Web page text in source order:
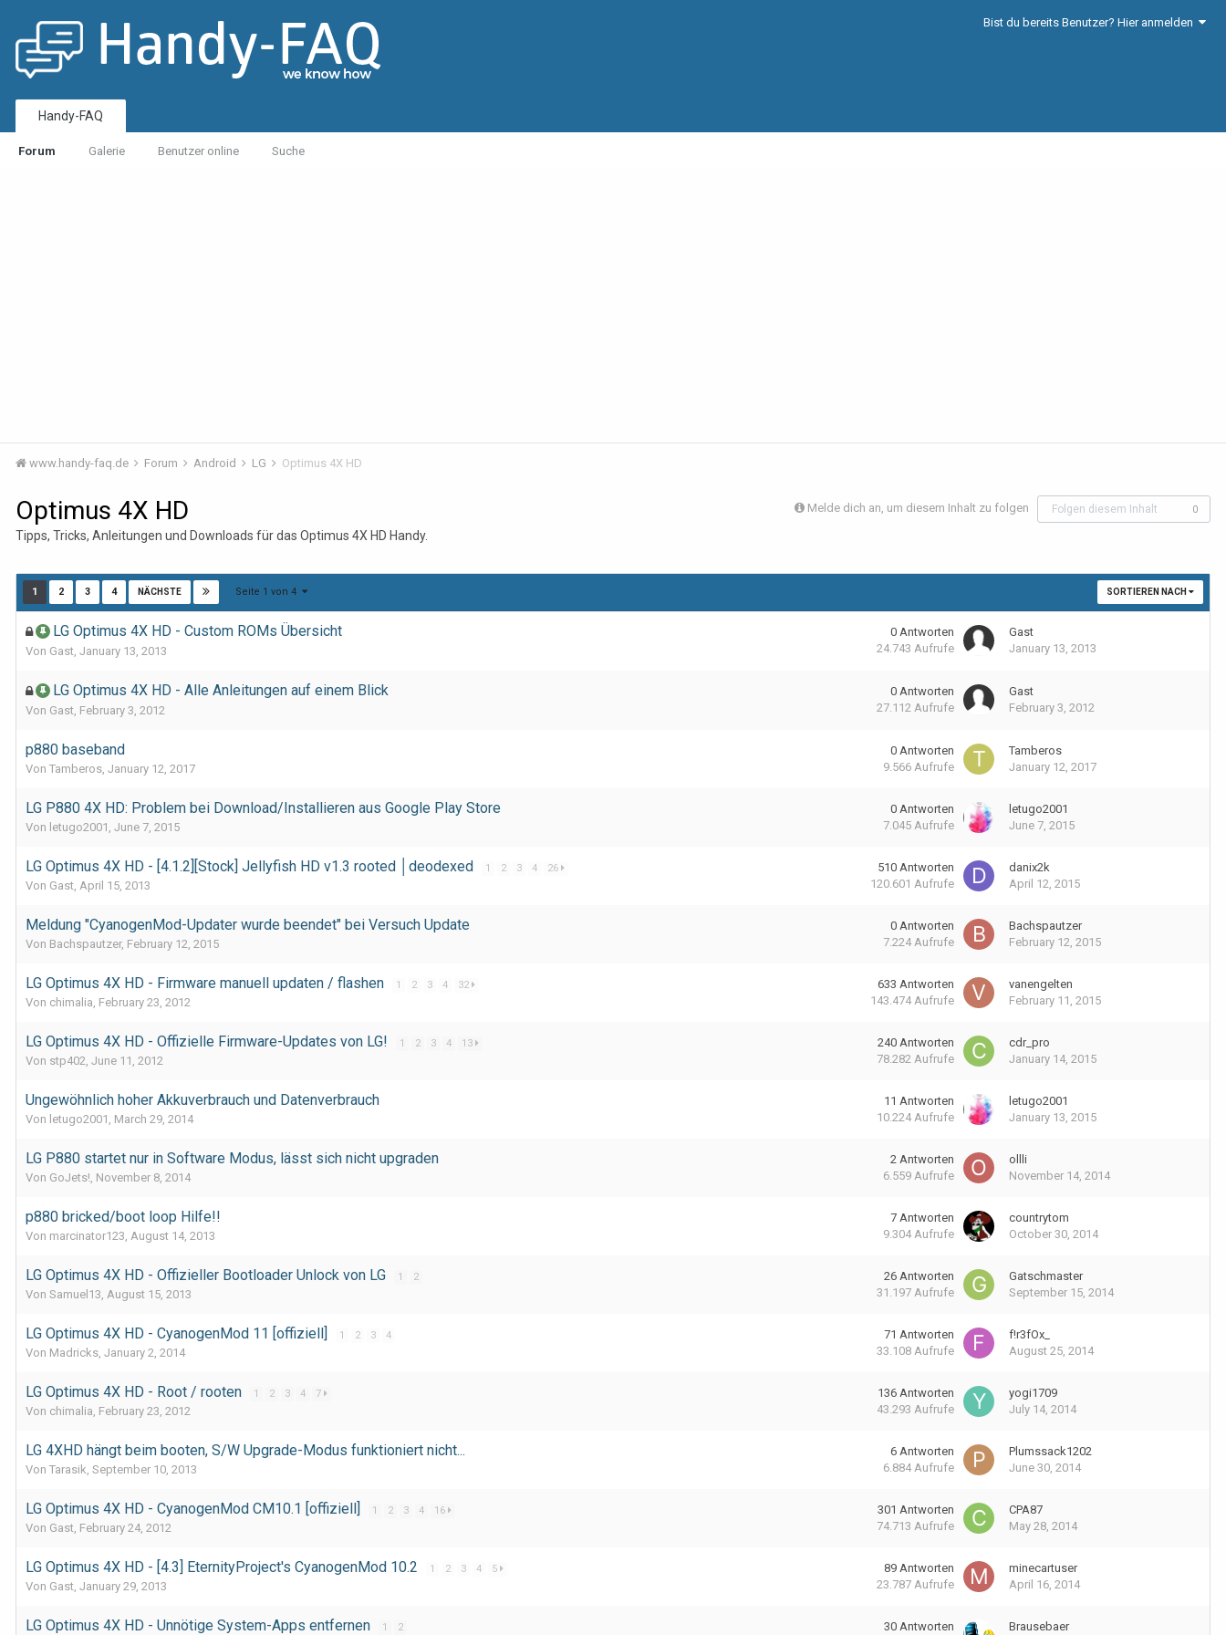
Bist du bereits Benutzer? Hier anmelden
Handy-FAQ
Forum Galerie Benutzer online Suche
www.handy-faq.de Forum Android LG Optimus 4X HD
Optimus 4X HD Melde dich an, um diesem Inhalt zu folgen Folgen diesem Inhalt 0
Tipps, Tricks, Anleitungen und Downloads für das Optimus 4X HD Handy.
SORTIEREN NACH
1 2 3 4 NÄCHSTE Seite 1 von 4
LG Optimus 4X HD - Custom ROMs Übersicht
Von Gast, January 13, 2013
0 Antworten
24.743 Aufrufe
Gast
January 13, 2013
LG Optimus 4X HD - Alle Anleitungen auf einem Blick
Von Gast, February 3, 2012
0 Antworten
27.112 Aufrufe
Gast
February 3, 2012
p880 baseband
Von Tamberos, January 12, 2017
0 Antworten
9.566 Aufrufe
Tamberos
January 12, 2017
LG P880 4X HD: Problem bei Download/Installieren aus Google Play Store
Von letugo2001, June 7, 2015
0 Antworten
7.045 Aufrufe
letugo2001
June 7, 2015
LG Optimus 4X HD - [4.1.2][Stock] Jellyfish HD v1.3 rooted │deodexed 1 2 3 4 26
Von Gast, April 15, 2013
510 Antworten
120.601 Aufrufe
danix2k
April 12, 2015
Meldung "CyanogenMod-Updater wurde beendet" bei Versuch Update
Von Bachspautzer, February 12, 2015
0 Antworten
7.224 Aufrufe
Bachspautzer
February 12, 2015
LG Optimus 4X HD - Firmware manuell updaten / flashen 1 2 3 4 32
Von chimalia, February 23, 2012
633 Antworten
143.474 Aufrufe
vanengelten
February 11, 2015
LG Optimus 4X HD - Offizielle Firmware-Updates von LG! 1 2 3 4 13
Von stp402, June 11, 2012
240 Antworten
78.282 Aufrufe
cdr_pro
January 14, 2015
Ungewöhnlich hoher Akkuverbrauch und Datenverbrauch
Von letugo2001, March 29, 2014
11 Antworten
10.224 Aufrufe
letugo2001
January 13, 2015
LG P880 startet nur in Software Modus, lässt sich nicht upgraden
Von GoJets!, November 8, 2014
2 Antworten
6.559 Aufrufe
ollli
November 14, 2014
p880 bricked/boot loop Hilfe!!
Von marcinator123, August 14, 2013
7 Antworten
9.304 Aufrufe
countrytom
October 30, 2014
LG Optimus 4X HD - Offizieller Bootloader Unlock von LG 1 2
Von Samuel13, August 15, 2013
26 Antworten
31.197 Aufrufe
Gatschmaster
September 15, 2014
LG Optimus 4X HD - CyanogenMod 11 [offiziell] 1 2 3 4
Von Madricks, January 2, 2014
71 Antworten
33.108 Aufrufe
f!r3fOx_
August 25, 2014
LG Optimus 4X HD - Root / rooten 1 2 3 4 7
Von chimalia, February 23, 2012
136 Antworten
43.293 Aufrufe
yogi1709
July 14, 2014
LG 4XHD hängt beim booten, S/W Upgrade-Modus funktioniert nicht...
Von Tarasik, September 10, 2013
6 Antworten
6.884 Aufrufe
Plumssack1202
June 30, 2014
LG Optimus 4X HD - CyanogenMod CM10.1 [offiziell] 1 2 3 4 16
Von Gast, February 24, 2012
301 Antworten
74.713 Aufrufe
CPA87
May 28, 2014
LG Optimus 4X HD - [4.3] EternityProject's CyanogenMod 10.2 1 2 3 4 5
Von Gast, January 29, 2013
89 Antworten
23.787 Aufrufe
minecartuser
April 16, 2014
LG Optimus 4X HD - Unnötige System-Apps entfernen 1 2 30 Antworten
Brausebaer